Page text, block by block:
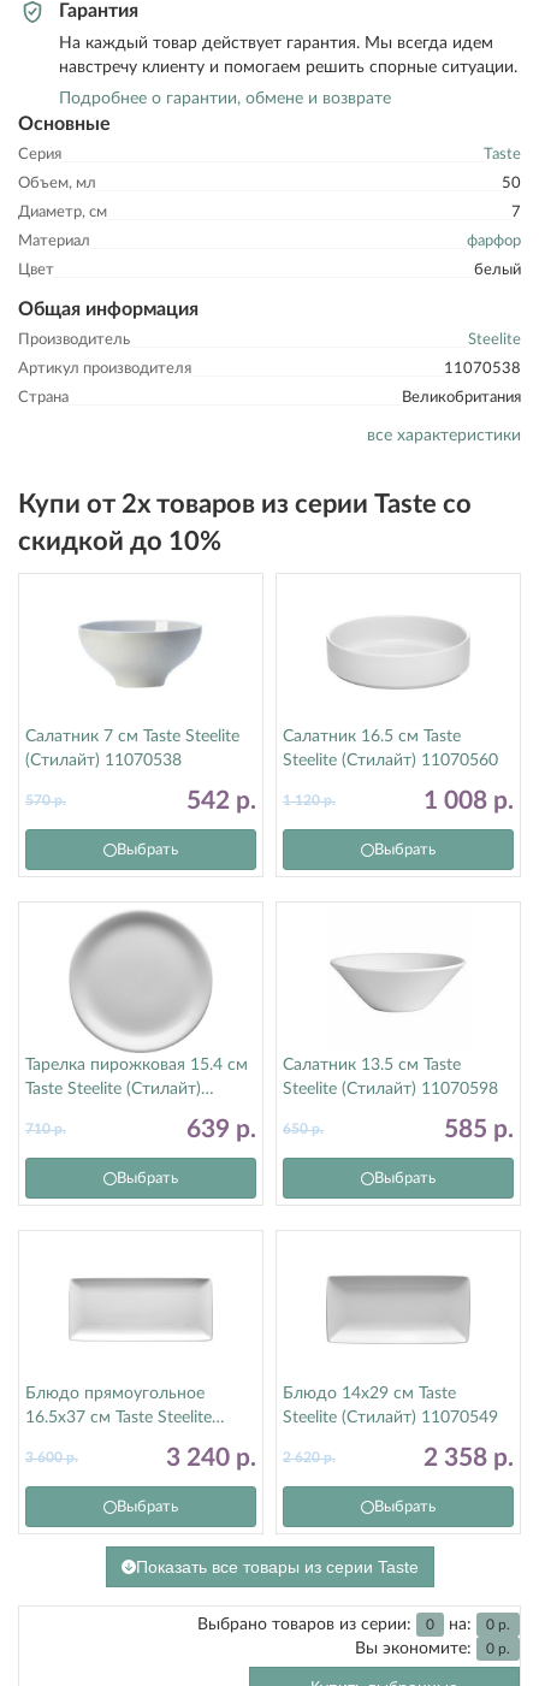
Основные
Серия
Taste
Объем, мл
50
Диаметр, см
7
Материал
фарфор
Цвет
белый
Общая информация
Производитель
Steelite
Артикул производителя
11070538
Страна
Великобритания
все характеристики
Гарантия
На каждый товар действует гарантия. Мы всегда идем
навстречу клиенту и помогаем решить спорные ситуации.
Подробнее о гарантии, обмене и возврате
Купи от 2х товаров из серии Taste со
скидкой до 10%
Салатник 7 см Taste Steelite
(Стилайт) 11070538
542 р.
570р.
Выбрать
Салатник 16.5 см Taste
Steelite (Стилайт) 11070560
1 008 р.
1 120р.
Выбрать
Тарелка пирожковая 15.4 см
Taste Steelite (Стилайт)
639 р.
710р.
Выбрать
Салатник 13.5 см Taste
Steelite (Стилайт) 11070598
585 р.
650р.
Выбрать
Блюдо прямоугольное
16.5х37 см Taste Steelite
3 240 р.
3 600р.
Выбрать
Блюдо 14х29 см Taste
Steelite (Стилайт) 11070549
2 358 р.
2 620р.
Выбрать
Показать все товары из серии Taste
Выбрано товаров из серии: 0 на: 0 р.
Вы экономите: 0 р.